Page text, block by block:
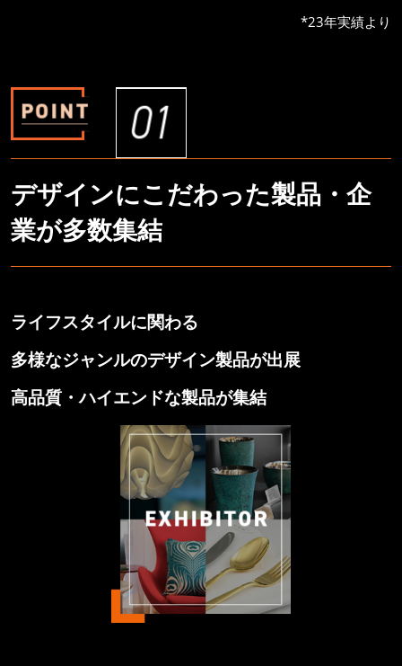
*23年実績より
デザインにこだわった製品・企
業が多数集結
ライフスタイルに関わる
多様なジャンルのデザイン製品が出展
高品質・ハイエンドな製品が集結